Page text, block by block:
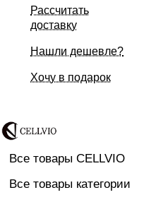
Рассчитать
доставку
Нашли дешевле?
Хочу в подарок
Все товары CELLVIO
Все товары категории